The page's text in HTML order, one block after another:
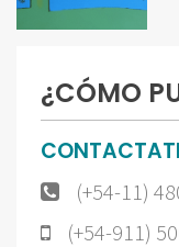
¿CÓMO
(+54-11)
(+54-911)